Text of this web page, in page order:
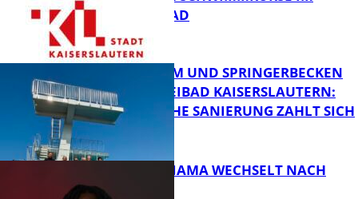
FB Gesundheit
WARMFREIBAD
SPRUNGTURM UND SPRINGERBECKEN
IM WARMFREIBAD KAISERSLAUTERN:
ERFOLGREICHE SANIERUNG ZAHLT SICH
AUS
DICKSON ABIAMA WECHSELT NACH
ESSEN